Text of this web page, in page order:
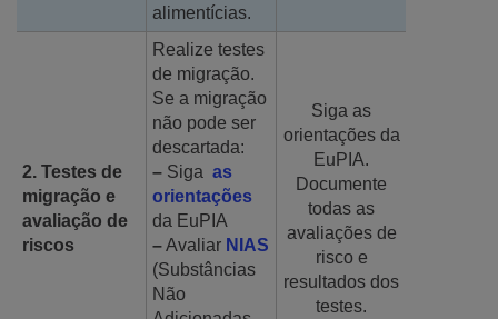
alimentícias.
2. Testes de
migração e
avaliação de
riscos
Realize testes
de migração.
Se a migração
não pode ser
descartada:
– Siga as
orientações
da EuPIA
–Avaliar NIAS
(Substâncias
Não
Siga as
orientações da
EuPIA.
Documente
todas as
avaliações de
risco e
resultados dos
testes.